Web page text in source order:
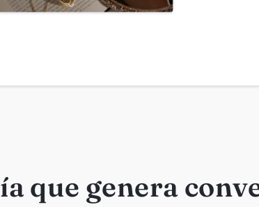
que genera